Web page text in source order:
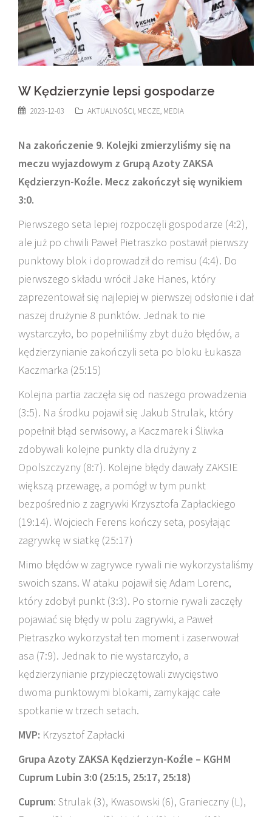
W Kędzierzynie lepsi gospodarze
2023-12-03 AKTUALNOŚCI, MECZE, MEDIA
Na zakończenie 9. Kolejki zmierzyliśmy się na
meczu wyjazdowym z Grupą Azoty ZAKSA
Kędzierzyn-Koźle. Mecz zakończył się wynikiem
3:0.
Pierwszego seta lepiej rozpoczęli gospodarze (4:2),
ale już po chwili Paweł Pietraszko postawił pierwszy
punktowy blok i doprowadził do remisu (4:4). Do
pierwszego składu wrócił Jake Hanes, który
zaprezentował się najlepiej w pierwszej odsłonie i dał
naszej drużynie 8 punktów. Jednak to nie
wystarczyło, bo popełniliśmy zbyt dużo błędów, a
kędzierzynianie zakończyli seta po bloku Łukasza
Kaczmarka (25:15)
Kolejna partia zaczęła się od naszego prowadzenia
(3:5). Na środku pojawił się Jakub Strulak, który
popełnił błąd serwisowy, a Kaczmarek i Śliwka
zdobywali kolejne punkty dla drużyny z
Opolszczyzny (8:7). Kolejne błędy dawały ZAKSIE
większą przewagę, a pomógł w tym punkt
bezpośrednio z zagrywki Krzysztofa Zapłackiego
(19:14). Wojciech Ferens kończy seta, posyłając
zagrywkę w siatkę (25:17)
Mimo błędów w zagrywce rywali nie wykorzystaliśmy
swoich szans. W ataku pojawił się Adam Lorenc,
który zdobył punkt (3:3). Po stornie rywali zaczęły
pojawiać się błędy w polu zagrywki, a Paweł
Pietraszko wykorzystał ten moment i zaserwował
asa (7:9). Jednak to nie wystarczyło, a
kędzierzynianie przypieczętowali zwycięstwo
dwoma punktowymi blokami, zamykając całe
spotkanie w trzech setach.
MVP: Krzysztof Zapłacki
Grupa Azoty ZAKSA Kędzierzyn-Koźle – KGHM
Cuprum Lubin 3:0 (25:15, 25:17, 25:18)
Cuprum: Strulak (3), Kwasowski (6), Granieczny (L),